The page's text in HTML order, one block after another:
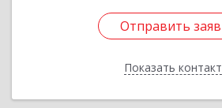
Отправить
Показать
Отправить
Назад